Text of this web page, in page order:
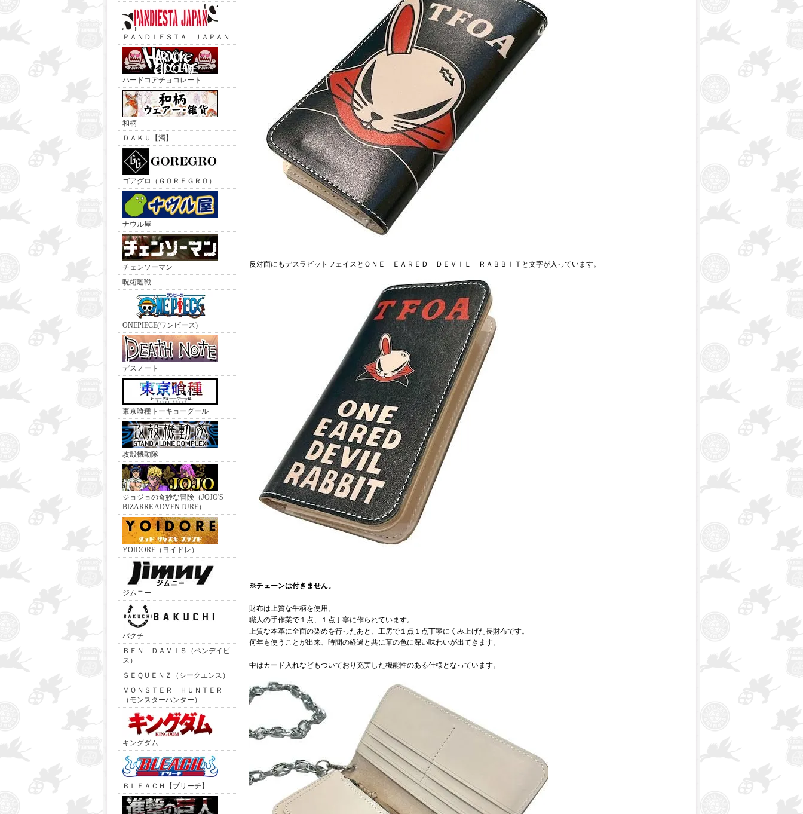
ＰＡＮＤＩＥＳＴＡ ＪＡＰＡＮ
ハードコアチョコレート
和柄
ＤＡＫＵ【濁】
ゴアグロ（ＧＯＲＥＧＲＯ）
ナウル屋
チェンソーマン
呪術廻戦
ONEPIECE(ワンピース)
デスノート
東京喰種トーキョーグール
攻殻機動隊
ジョジョの奇妙な冒険（JOJO'S
BIZARRE ADVENTURE）
YOIDORE（ヨイドレ）
ジムニー
バクチ
ＢＥＮ ＤＡＶＩＳ（ベンデイビ
ス）
ＳＥＱＵＥＮＺ（シークエンス）
ＭＯＮＳＴＥＲ ＨＵＮＴＥＲ
（モンスターハンター）
キングダム
ＢＬＥＡＣＨ【ブリーチ】
反対面にもデスラビットフェイスとＯＮＥ ＥＡＲＥＤ ＤＥＶＩＬ ＲＡＢＢＩＴと文字が入っています。
※チェーンは付きません。
財布は上質な牛柄を使用。
職人の手作業で１点、１点丁寧に作られています。
上質な本革に全面の染めを行ったあと、工房で１点１点丁寧にくみ上げた長財布です。
何年も使うことが出来、時間の経過と共に革の色に深い味わいが出てきます。
中はカード入れなどもついており充実した機能性のある仕様となっています。